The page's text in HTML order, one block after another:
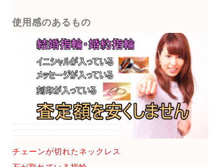
使用感のあるもの
チェーンが切れたネックレス